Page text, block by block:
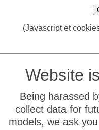
(Javascript et
Website
Being harassed
collect data for
models, we ask